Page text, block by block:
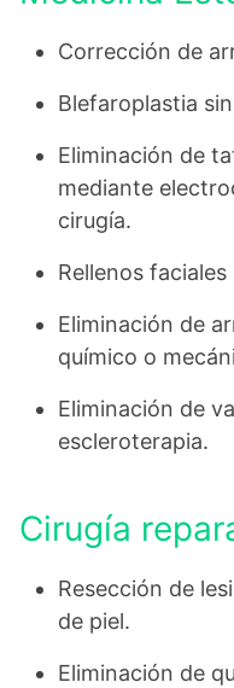
Corrección de
Blefaroplastia
Eliminación de
mediante
cirugía.
Rellenos
Eliminación de
químico o
Eliminación de
escleroterapia.
Cirugía
Resección de
de piel.
Eliminación de